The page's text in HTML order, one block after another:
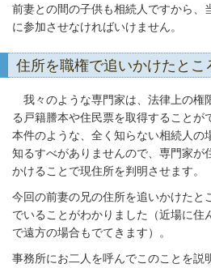
前妻との間の子供も相続人ですから、
に参加させなければいけません。
住所を職権で追いかけたとこ
我々のような専門家は、法律上の権
る戸籍謄本や住民票を取得することが
本件のような、全く知らない相続人の
知るすべがありませんので、専門家が
かけることで現住所を判明させます。
今回の前妻の兄の住所を追いかけたと
でいることがわかりました（近場に住
で遠方の場合もでてきます）。
事務所にお二人を呼んでこのことを説